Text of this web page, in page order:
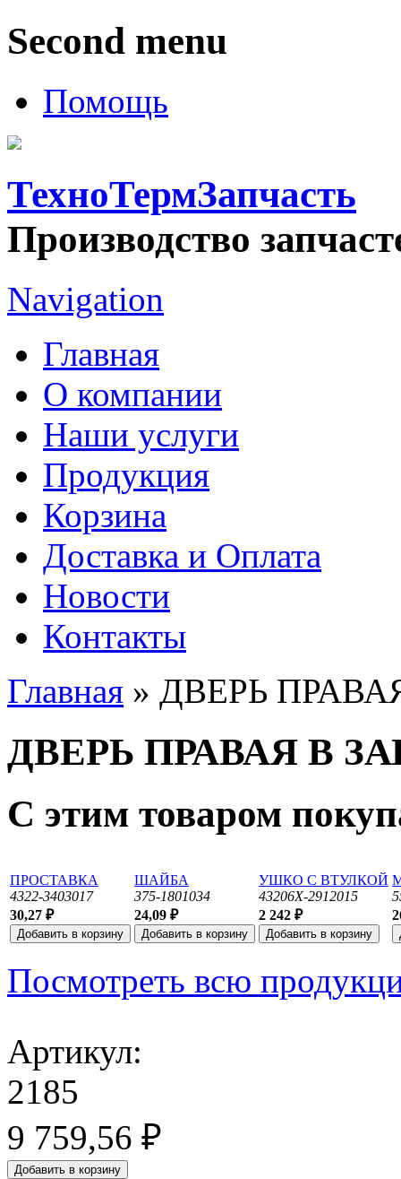
Second menu
Помощь
ТехноТермЗапчасть
Производство
Navigation
Главная
О компании
Наши услуги
Продукция
Корзина
Доставка и Оплата
Новости
Контакты
Вы здесь
Главная » ДВЕРЬ
ДВЕРЬ ПРАВАЯ В
С этим товаром
ПРОСТАВКА
4322-3403017
30,27 ₽
ШАЙБА
375-1801034
24,09 ₽
УШКО С ВТУЛКОЙ
43206Х-2912015
2 242 ₽
Посмотреть всю
Артикул:
2185
9 759,56 ₽